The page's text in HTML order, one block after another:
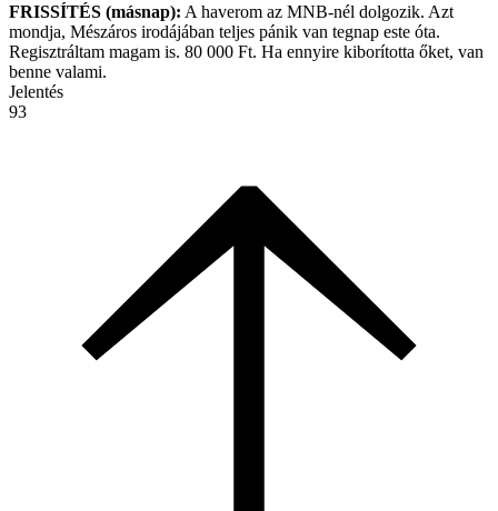
FRISSÍTÉS (másnap): A haverom az MNB-nél dolgozik. Azt
mondja, Mészáros irodájában teljes pánik van tegnap este óta.
Regisztráltam magam is. 80 000 Ft. Ha ennyire kiborította őket, van
benne valami.
Jelentés
93